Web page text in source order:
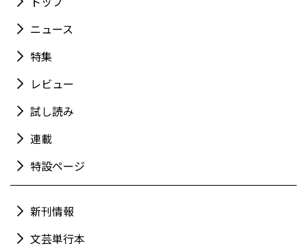
ニュース
特集
レビュー
試し読み
連載
特設ページ
新刊情報
文芸単行本